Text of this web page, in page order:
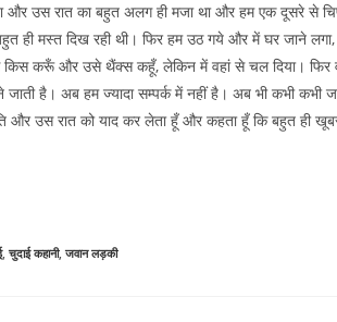
और उस रात का बहुत अलग ही मजा था और हम एक दूसरे से
ही मस्त दिख रही थी। फिर हम उठ गये और में घर जाने
करूँ और उसे थैंक्स कहूँ, लेकिन में वहां से चल दिया। फिर
है। अब हम ज्यादा सम्पर्क में नहीं है। अब भी कभी कभी
उस रात को याद कर लेता हूँ और कहता हूँ कि बहुत ही
, चुदाई कहानी, जवान लड़की